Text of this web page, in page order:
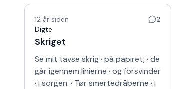
12 år siden
2
Digte
Skriget
Se mit tavse skrig · på papiret, · de
går igennem linierne · og forsvinder
· i sorgen. · Tør smertedråberne · i